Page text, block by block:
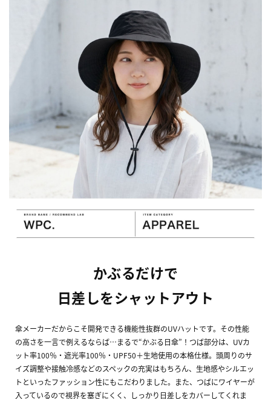
かぶるだけで
日差しをシャットアウト
傘メーカーだからこそ開発できる機能性抜群のUVハットです。その性能
の高さを一言で例えるならば…まるで“かぶる日傘”！つば部分は、UVカ
ット率100％・遮光率100％・UPF50＋生地使用の本格仕様。頭周りのサ
イズ調整や接触冷感などのスペックの充実はもちろん、生地感やシルエッ
トといったファッション性にもこだわりました。また、つばにワイヤーが
入っているので視界を塞ぎにくく、しっかり日差しをカバーしてくれま